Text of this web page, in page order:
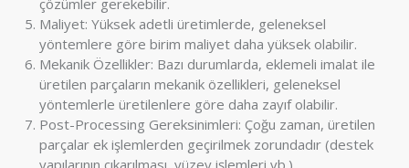
Maliyet: Yüksek adetli üretimlerde, geleneksel
yöntemlere göre birim maliyet daha yüksek olabilir.
Mekanik Özellikler: Bazı durumlarda, eklemeli imalat ile
üretilen parçaların mekanik özellikleri, geleneksel
yöntemlerle üretilenlere göre daha zayıf olabilir.
Post-Processing Gereksinimleri: Çoğu zaman, üretilen
parçalar ek işlemlerden geçirilmek zorundadır (destek
yapılarının çıkarılması, yüzey işlemleri vb.).